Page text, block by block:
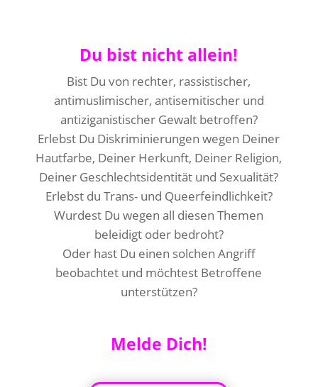
Du bist nicht allein!
Bist Du von rechter, rassistischer,
antimuslimischer, antisemitischer und
antiziganistischer Gewalt betroffen?
Erlebst Du Diskriminierungen wegen Deiner
Hautfarbe, Deiner Herkunft, Deiner Religion,
Deiner Geschlechtsidentität und Sexualität?
Erlebst du Trans- und Queerfeindlichkeit?
Wurdest Du wegen all diesen Themen
beleidigt oder bedroht?
Oder hast Du einen solchen Angriff
beobachtet und möchtest Betroffene
unterstützen?
Melde Dich!